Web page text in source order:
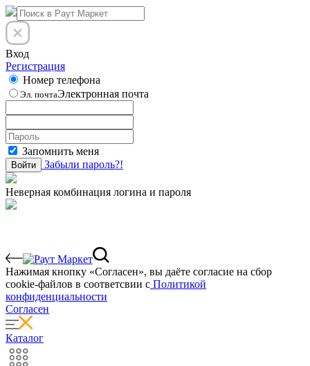
Вход
Регистрация
Номер телефона
Эл. почтаЭлектронная почта
Запомнить меня
Войти Забыли пароль?!
Неверная комбинация логина и пароля
Нажимая кнопку «Согласен», вы даёте cогласие на сбор
cookie-файлов в соответсвии с Политикой
конфиденциальности
Согласен
Каталог